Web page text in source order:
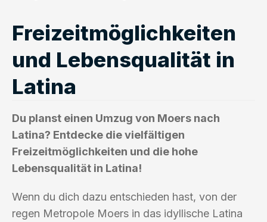
Freizeitmöglichkeiten
und Lebensqualität in
Latina
Du planst einen Umzug von Moers nach
Latina? Entdecke die vielfältigen
Freizeitmöglichkeiten und die hohe
Lebensqualität in Latina!
Wenn du dich dazu entschieden hast, von der
regen Metropole Moers in das idyllische Latina